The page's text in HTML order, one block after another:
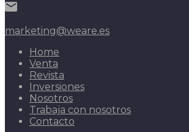
marketing@weare.es
Home
Venta
Revista
Inversiones
Nosotros
Trabaja con nosotros
Contacto